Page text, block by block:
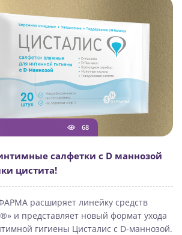
68
салфетки с D маннозой
цистита!
расширяет линейку средств
и представляет новый формат ухода
гигиены Цисталис с D‑маннозой.